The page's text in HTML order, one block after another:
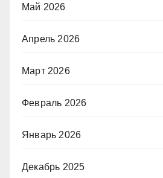
Май 2026
Апрель 2026
Март 2026
Февраль 2026
Январь 2026
Декабрь 2025